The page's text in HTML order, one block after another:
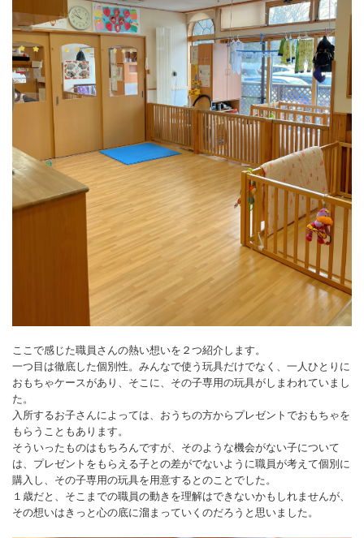
ここで感じた職員さんの熱い想いを２つ紹介します。
一つ目は徹底した個別性。みんなで使う玩具だけでなく、一人ひとりに
おもちゃケースがあり、そこに、その子専用の玩具がしまわれていまし
た。
入所するお子さんによっては、おうちの方からプレゼントでおもちゃを
もらうこともあります。
そういったものはもちろんですが、そのような機会がない子について
は、プレゼントをもらえる子との差がでないように職員が考えて個別に
購入し、その子専用の玩具を用意するとのことでした。
１歳だと、そこまでの職員の動きを理解はできないかもしれませんが、
その想いはきっと心の底に溜まっていくのだろうと思いました。